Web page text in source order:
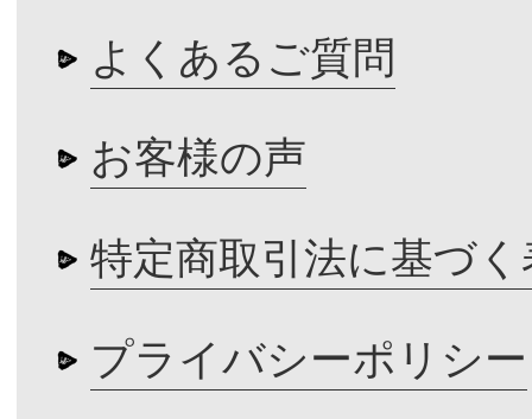
よくあるご質問
お客様の声
特定商取引法に基づく
プライバシーポリシー